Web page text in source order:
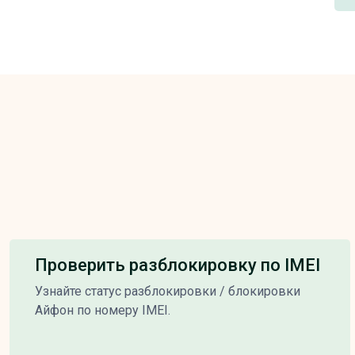
Проверить разблокировку по IMEI
Узнайте статус разблокировки / блокировки
Айфон по номеру IMEI.